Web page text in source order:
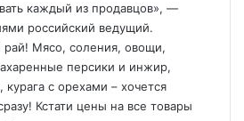
каждый из продавцов», —
российский ведущий.
рай! Мясо, соления, овощи,
персики и инжир,
с орехами – хочется
Кстати цены на все товары